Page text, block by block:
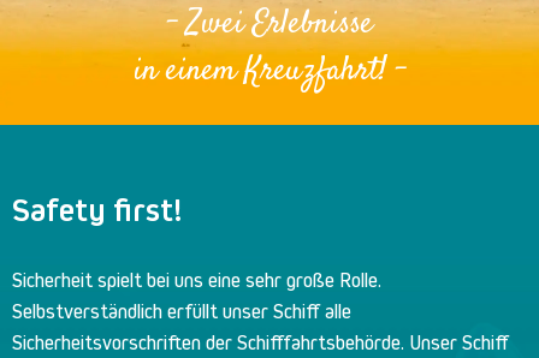
- Zwei Erlebnisse
in einem Kreuzfahrt! -
Safety first!
Sicherheit spielt bei uns eine sehr große Rolle.
Selbstverständlich erfüllt unser Schiff alle
Sicherheitsvorschriften der Schifffahrtsbehörde. Unser Schiff